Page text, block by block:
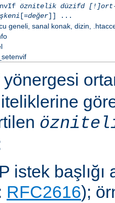
öznitelik düzifd [!]ort-
[=değer]] ...
geneli, sanal konak, dizin,
yönergesi
istek başlığı
RFC2616);